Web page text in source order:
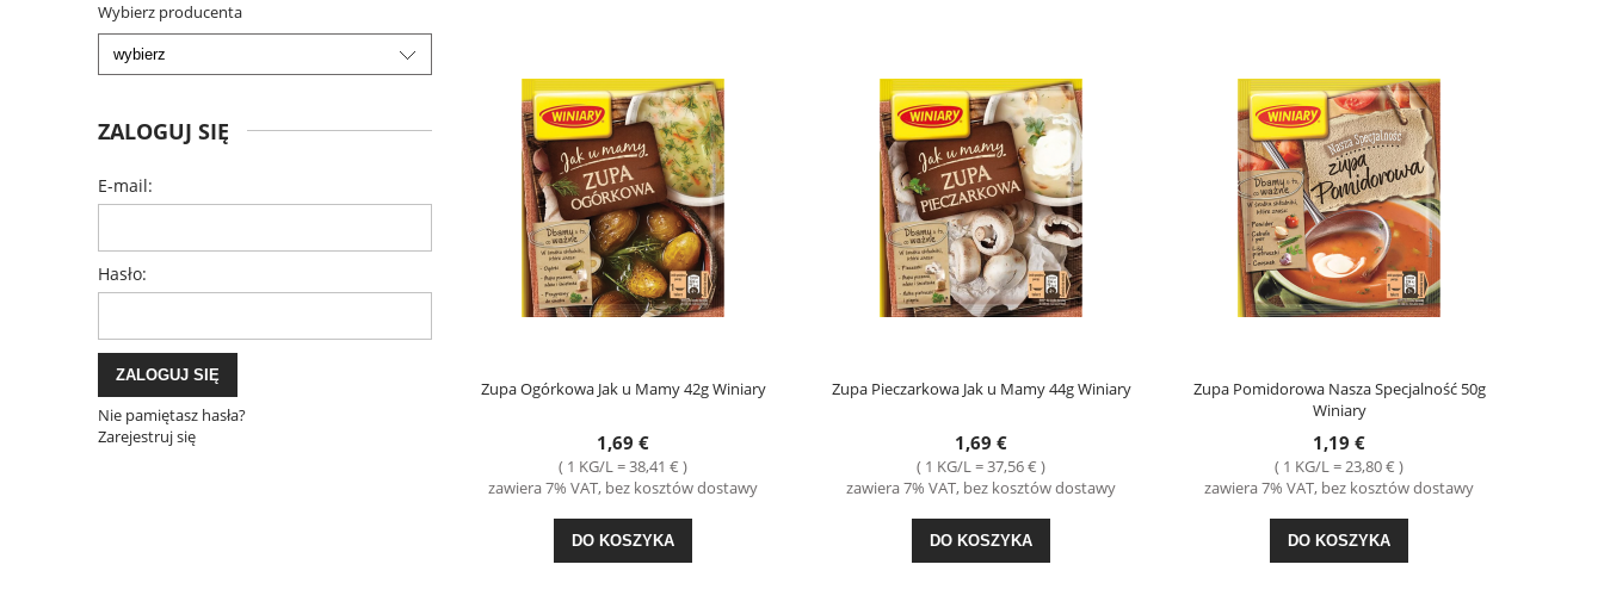
Wybierz producenta
ZALOGUJ SIĘ
E-mail:
Hasło:
ZALOGUJ SIĘ
Nie pamiętasz hasła?
Zarejestruj się
Zupa Ogórkowa Jak u Mamy 42g Winiary
1,69 €
( 1 KG/L = 38,41 € )
zawiera 7% VAT, bez kosztów dostawy
DO KOSZYKA
Zupa Pieczarkowa Jak u Mamy 44g Winiary
1,69 €
( 1 KG/L = 37,56 € )
zawiera 7% VAT, bez kosztów dostawy
DO KOSZYKA
Zupa Pomidorowa Nasza Specjalność 50g
Winiary
1,19 €
( 1 KG/L = 23,80 € )
zawiera 7% VAT, bez kosztów dostawy
DO KOSZYKA